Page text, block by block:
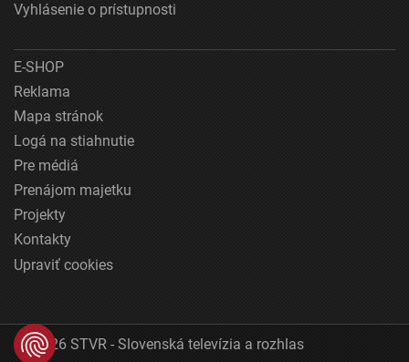
Vyhlásenie o prístupnosti
E-SHOP
Reklama
Mapa stránok
Logá na stiahnutie
Pre médiá
Prenájom majetku
Projekty
Kontakty
Upraviť cookies
© 2026 STVR - Slovenská televízia a rozhlas